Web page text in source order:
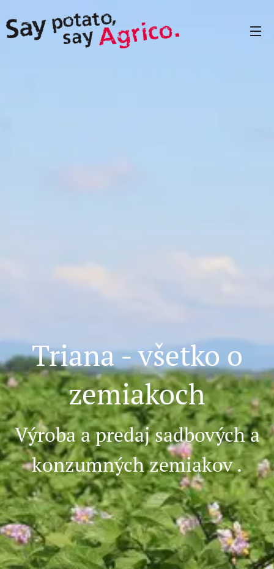
Triana - všetko o
zemiakoch
Výroba a predaj sadbových a
konzumných zemiakov .